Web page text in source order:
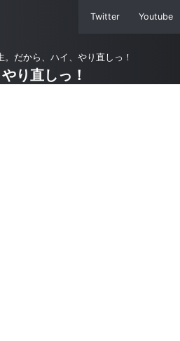
Twitter Youtube
だから、ハイ、やり直しっ！
り直しっ！